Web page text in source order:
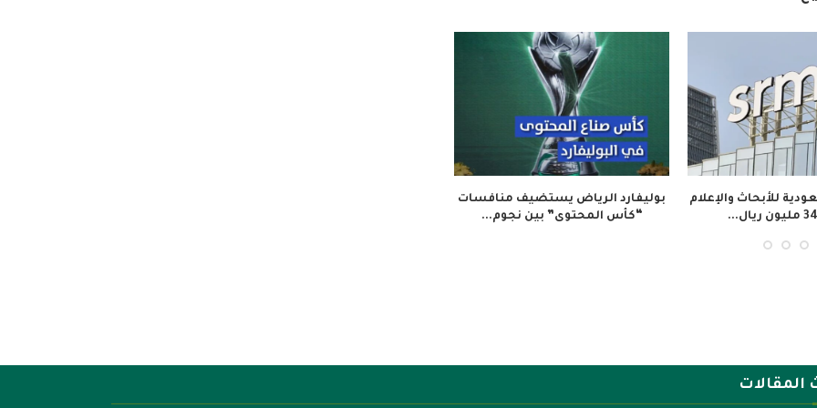
«تلفزيون المخرج»
المجتمع الإيفواري...
ملتقى “عرش الحرف” يستعرض فن
صناعة الكسوة الشريفة...
المقالات